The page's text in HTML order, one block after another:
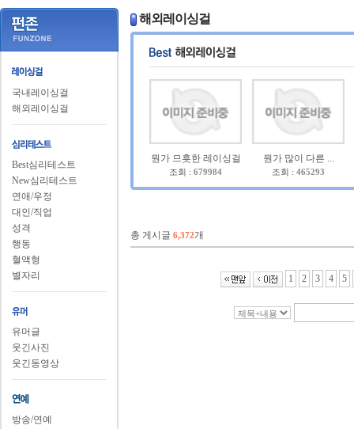
국내레이싱걸
해외레이싱걸
Best심리테스트
New심리테스트
연애/우정
대인/직업
성격
행동
혈액형
별자리
유머글
웃긴사진
웃긴동영상
방송/연예
해외레이싱걸
뭔가 므흣한 레이싱걸
조회 : 679984
뭔가 많이 다른 ...
조회 : 465293
총 게시글 6,372개
1 2 3 4 5